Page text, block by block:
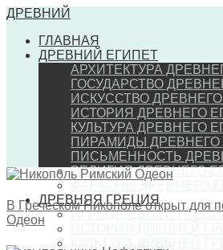
ДРЕВНИЙ
ГЛАВНАЯ
ДРЕВНИЙ ЕГИПЕТ
АРХИТЕКТУРА
ГОСУДАРСТВО
ИСКУССТВО
ИСТОРИЯ ДРЕВНЕГО
КУЛЬТУРА ДРЕВНЕГО
ПИРАМИДЫ ДРЕВНЕГО
ПИСЬМЕННОСТЬ
РЕЛИГИЯ ДРЕВНЕГО
ФАРАОНЫ ДРЕВНЕГО
ДРЕВНЯЯ ГРЕЦИЯ
ИГРЫ ДРЕВНЕЙ
В Греческом Никополе открыт для
Одеон